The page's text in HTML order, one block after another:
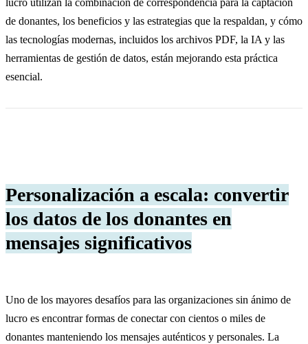
de donantes, los beneficios y las estrategias que la respaldan, y cómo
las tecnologías modernas, incluidos los archivos PDF, la IA y las
herramientas de gestión de datos, están mejorando esta práctica
esencial.
Personalización a escala: convertir
los datos de los donantes en
mensajes significativos
Uno de los mayores desafíos para las organizaciones sin ánimo de
lucro es encontrar formas de conectar con cientos o miles de
donantes manteniendo los mensajes auténticos y personales. La